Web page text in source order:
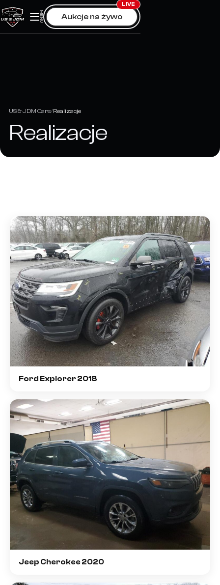
Skip
to
content
MENU Aukcje na żywo
LIVE
US & JDM Cars Realizacje
Realizacje
Ford Explorer 2018
Jeep Cherokee 2020